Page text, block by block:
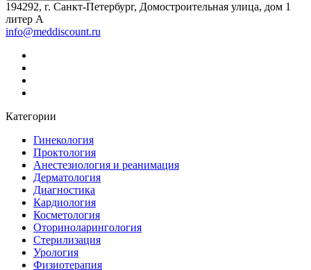
194292, г. Санкт-Петербург, Домостроительная улица, дом 1
литер А
info@meddiscount.ru
Категории
Гинекология
Проктология
Анестезиология и реанимация
Дерматология
Диагностика
Кардиология
Косметология
Оториноларингология
Стерилизация
Урология
Физиотерапия